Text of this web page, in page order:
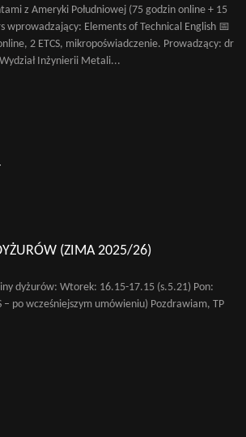
z Ameryki Południowej (75 godzin online + 15
wprowadzający: Elements of Technical English 📅
2 ETCS, mikropoświadczenie. Prowadzący: dr
Inżynierii Metali...
(ZIMA 2025/26)
dyżurów: Wtorek: 16.15-17.15 (s.5.21) Pon:
– po wcześniejszym umówieniu) Pozdrawiam, TP